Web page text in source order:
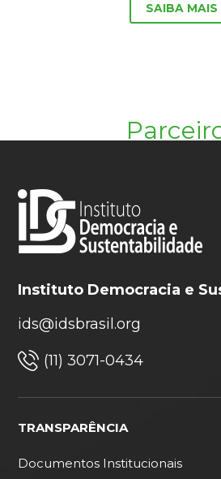
SAIBA MAIS
Instituto Democracia e
ids@idsbrasil.org
(11) 3071-0434
TRANSPARÊNCIA
Documentos Institucionais